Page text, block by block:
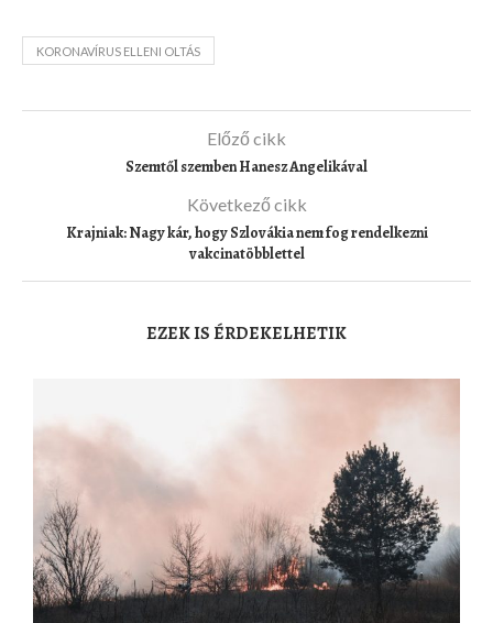
KORONAVÍRUS ELLENI OLTÁS
Előző cikk
Szemtől szemben Hanesz Angelikával
Következő cikk
Krajniak: Nagy kár, hogy Szlovákia nem fog rendelkezni
vakcinatöbblettel
EZEK IS ÉRDEKELHETIK